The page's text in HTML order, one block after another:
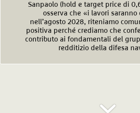
Sanpaolo (hold e target price di
osserva che «i lavori saranno
nell’agosto 2028, riteniamo
positiva perché crediamo che
contributo ai fondamentali del
redditizio della difesa